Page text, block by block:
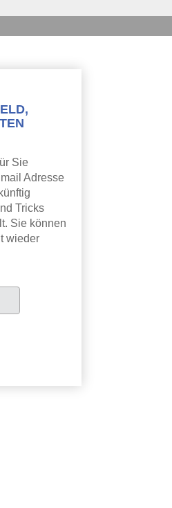
Sie
Adresse
Tricks
Sie können
wieder